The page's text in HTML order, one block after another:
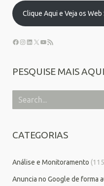
Clique Aqui e Veja os Web
PESQUISE MAIS AQUI
CATEGORIAS
Análise e Monitoramento
Anuncia no Google de forma